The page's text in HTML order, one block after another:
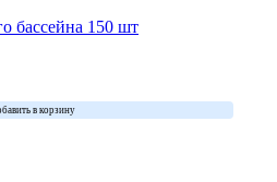
бассейна 150 шт
в корзину